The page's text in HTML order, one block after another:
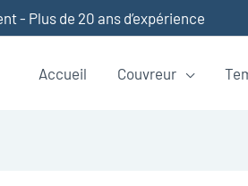
- Plus de 20 ans d’expérience
Accueil Couvreur